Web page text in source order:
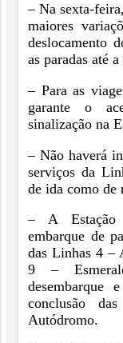
– Na sexta-
maiores
deslocamento
as paradas até
– Para as
garante o
sinalização na
– Não haverá
serviços da
de ida como de
– A Estação
embarque de
das Linhas 4 –
9 –
desembarque
conclusão
Autódromo.